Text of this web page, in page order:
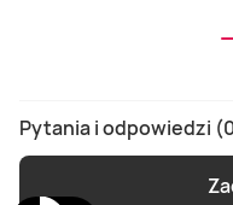
Pytania i odpowiedzi